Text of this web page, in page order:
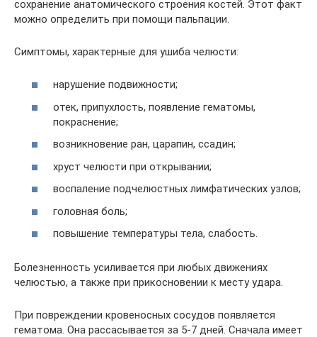
сохранение анатомического строения костей. Этот факт
можно определить при помощи пальпации.
Симптомы, характерные для ушиба челюсти:
нарушение подвижности;
отек, припухлость, появление гематомы,
покраснение;
возникновение ран, царапин, ссадин;
хруст челюсти при открывании;
воспаление подчелюстных лимфатических узлов;
головная боль;
повышение температуры тела, слабость.
Болезненность усиливается при любых движениях
челюстью, а также при прикосновении к месту удара.
При повреждении кровеносных сосудов появляется
гематома. Она рассасывается за 5-7 дней. Сначала имеет